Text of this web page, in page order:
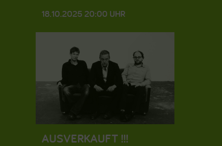
18.10.2025 20:00 UHR
AUSVERKAUFT !!!